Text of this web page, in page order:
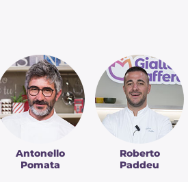
Antonello
Pomata
Roberto
Paddeu